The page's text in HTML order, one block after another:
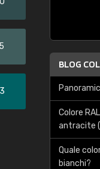
BLOG
Colore
antracite
Quale
bianchi?